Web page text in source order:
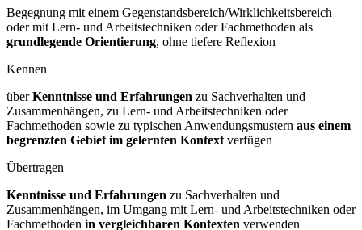
Begegnung mit einem Gegenstandsbereich/Wirklichkeitsbereich
oder mit Lern- und Arbeitstechniken oder Fachmethoden als
grundlegende Orientierung, ohne tiefere Reflexion
Kennen
überKenntnisse und Erfahrungen zu Sachverhalten und
Zusammenhängen, zu Lern- und Arbeitstechniken oder
Fachmethoden sowie zu typischen Anwendungsmustern aus einem
begrenzten Gebiet im gelernten Kontext verfügen
Übertragen
Kenntnisse und Erfahrungen zu Sachverhalten und
Zusammenhängen, im Umgang mit Lern- und Arbeitstechniken oder
Fachmethoden in vergleichbaren Kontexten verwenden